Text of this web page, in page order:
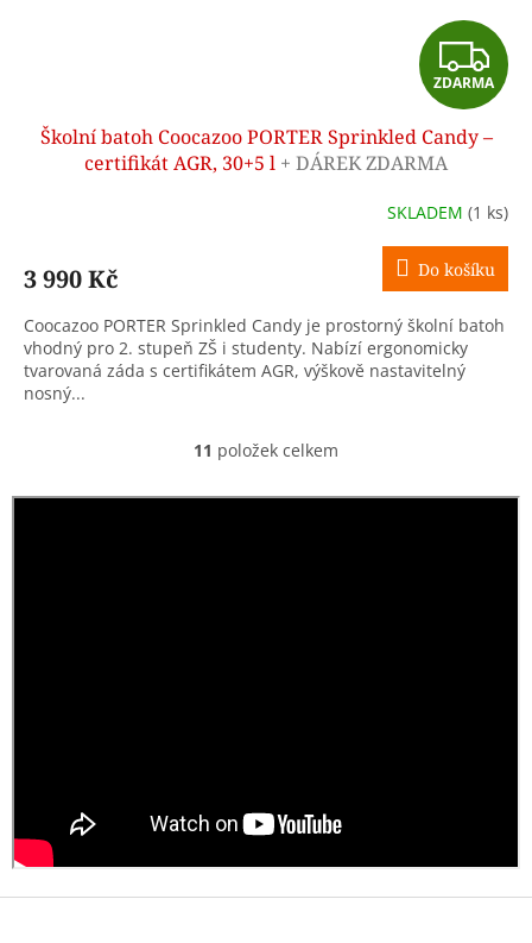
Z
D
A
R
M
A
ZDARMA
Školní batoh Coocazoo PORTER Sprinkled Candy –
certifikát AGR, 30+5 l + DÁREK ZDARMA
SKLADEM (1 ks)
3 990 Kč Do košíku
Coocazoo PORTER Sprinkled Candy je prostorný školní batoh
vhodný pro 2. stupeň ZŠ i studenty. Nabízí ergonomicky
tvarovaná záda s certifikátem AGR, výškově nastavitelný
nosný...
O
l
i
s
u
11 položek celkem
Z